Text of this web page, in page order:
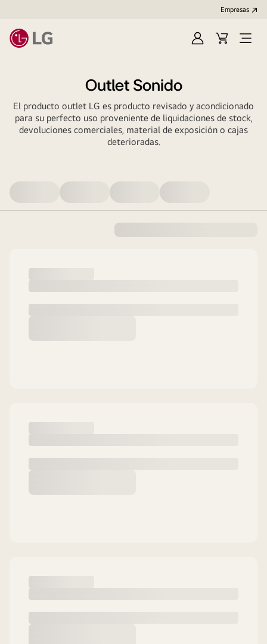
Empresas
IniciarCarritoOpen
Outlet Sonido
El producto outlet LG es producto revisado y acondicionado
para su perfecto uso proveniente de liquidaciones de stock,
devoluciones comerciales, material de exposición o cajas
deterioradas.